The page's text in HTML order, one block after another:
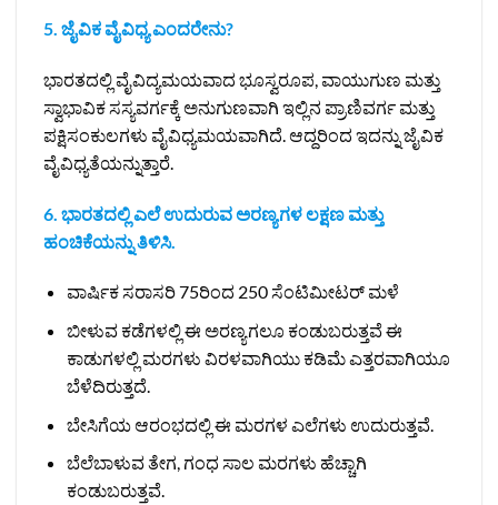
5. ಜೈವಿಕ ವೈವಿಧ್ಯ ಎಂದರೇನು?
ಭಾರತದಲ್ಲಿ ವೈವಿದ್ಯಮಯವಾದ ಭೂಸ್ವರೂಪ, ವಾಯುಗುಣ ಮತ್ತು
ಸ್ವಾಭಾವಿಕ ಸಸ್ಯವರ್ಗಕ್ಕೆ ಅನುಗುಣವಾಗಿ ಇಲ್ಲಿನ ಪ್ರಾಣಿವರ್ಗ ಮತ್ತು
ಪಕ್ಷಿಸಂಕುಲಗಳು ವೈವಿಧ್ಯಮಯವಾಗಿದೆ. ಆದ್ದರಿಂದ ಇದನ್ನು ಜೈವಿಕ
ವೈವಿಧ್ಯತೆಯನ್ನುತ್ತಾರೆ.
6. ಭಾರತದಲ್ಲಿ ಎಲೆ ಉದುರುವ ಅರಣ್ಯಗಳ ಲಕ್ಷಣ ಮತ್ತು
ಹಂಚಿಕೆಯನ್ನು ತಿಳಿಸಿ.
ವಾರ್ಷಿಕ ಸರಾಸರಿ 75ರಿಂದ 250 ಸೆಂಟಿಮೀಟರ್‌ ಮಳೆ
ಬೀಳುವ ಕಡೆಗಳಲ್ಲಿ ಈ ಅರಣ್ಯಗಲೂ ಕಂಡುಬರುತ್ತವೆ ಈ
ಕಾಡುಗಳಲ್ಲಿ ಮರಗಳು ವಿರಳವಾಗಿಯು ಕಡಿಮೆ ಎತ್ತರವಾಗಿಯೂ
ಬೆಳೆದಿರುತ್ತದೆ.
ಬೇಸಿಗೆಯ ಆರಂಭದಲ್ಲಿ ಈ ಮರಗಳ ಎಲೆಗಳು ಉದುರುತ್ತವೆ.
ಬೆಲೆಬಾಳುವ ತೇಗ, ಗಂಧ ಸಾಲ ಮರಗಳು ಹೆಚ್ಚಾಗಿ
ಕಂಡುಬರುತ್ತವೆ.